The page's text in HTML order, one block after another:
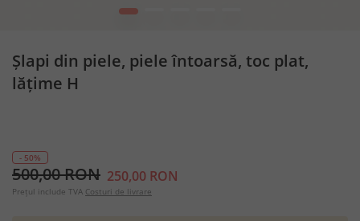
1
Șlapi din piele, piele întoarsă, toc plat,
lățime H
- 50%
500,00 RON 250,00 RON
Prețul include TVA Costuri de livrare